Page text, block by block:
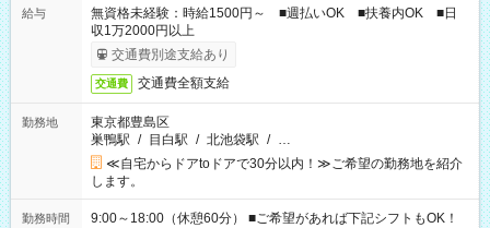
給与
無資格未経験：時給1500円～ ■週払いOK ■扶養内OK ■日
収1万2000円以上
交通費別途支給あり
交通費 交通費全額支給
勤務地
東京都豊島区
巣鴨駅 / 目白駅 / 北池袋駅 / …
≪自宅からドアtoドアで30分以内！≫ご希望の勤務地を紹介
します。
勤務時間
9:00～18:00（休憩60分） ■ご希望があれば下記シフトもOK！